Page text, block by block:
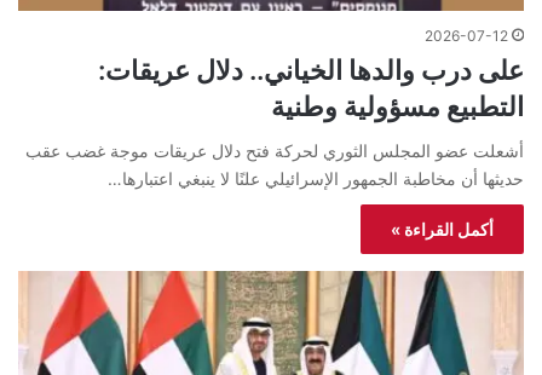
2026-07-12
على درب والدها الخياني.. دلال عريقات:
التطبيع مسؤولية وطنية
أشعلت عضو المجلس الثوري لحركة فتح دلال عريقات موجة غضب عقب
حديثها أن مخاطبة الجمهور الإسرائيلي علنًا لا ينبغي اعتبارها…
أكمل القراءة »